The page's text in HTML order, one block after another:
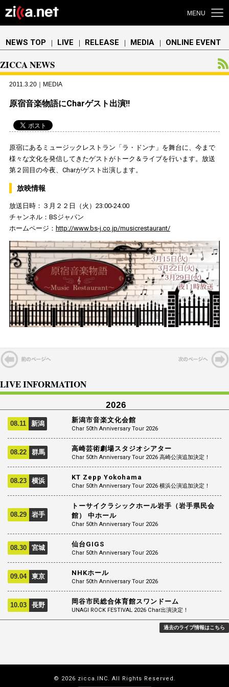
MENU
NEWS TOP ｜ LIVE ｜ RELEASE ｜ MEDIA ｜ ONLINE EVENT
ZICCA NEWS
2011.3.20｜MEDIA
原宿音楽物語にCharゲスト出演!!
原宿にあるミュージックレストラン「ラ・ドンナ」を舞台に、今まで
様々な文化を発信してきたゲストがトーク＆ライブを行います。放送
第２回目の今夜、Charがゲスト出演します。
放映情報
放送日時：３月２２日（火）23:00-24:00
チャンネル：BSジャパン
ホームページ： http://www.bs-j.co.jp/musicrestaurant/
LIVE INFORMATION
2026
08.11 新潟 新潟市音楽文化会館
Char 50th Anniversary Tour 2026
08.22 群馬 高崎芸術劇場スタジオシアター
Char 50th Anniversary Tour 2026 高崎公演追加決定！
08.23 横浜 KT Zepp Yokohama
Char 50th Anniversary Tour 2026 横浜公演追加決定！
08.29 岩手
トーサイクラシックホール岩手（岩手県民会
館） 中ホール
Char 50th Anniversary Tour 2026
08.30 宮城 仙台GIGS
Char 50th Anniversary Tour 2026
09.04 東京 NHKホール
Char 50th Anniversary Tour 2026
10.03 長野 岡谷市民総合体育館スワンドーム
UNAGI ROCK FESTIVAL 2026 Char出演決定！
過去のライブ情報はこちら
© 2026 zicca.INC. All Rights Reserved.